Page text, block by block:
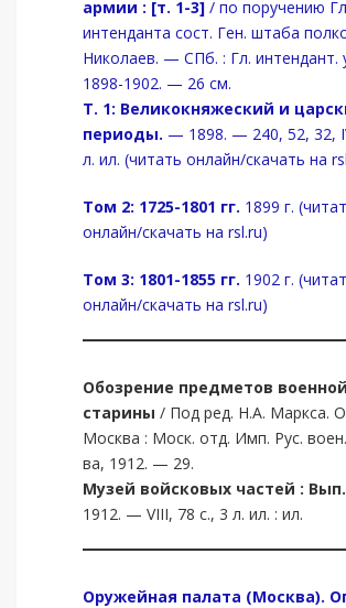
армии : [т. 1-3] / по поручению
интенданта сост. Ген. штаба
Николаев. — СПб. : Гл. интендант.
1898-1902. — 26 см.
Т. 1: Великокняжеский и
периоды. — 1898. — 240, 52, 32,
л. ил. (читать онлайн/скачать на
Том 2: 1725-1801 гг. 1899 г.
онлайн/скачать на rsl.ru)
Том 3: 1801-1855 гг. 1902 г.
онлайн/скачать на rsl.ru)
Обозрение предметов военной
старины / Под ред. Н.А. Маркса.
Москва : Моск. отд. Имп. Рус.
ва, 1912. — 29.
Музей войсковых частей :
1912. — VIII, 78 с., 3 л. ил. : ил.
Оружейная палата (Москва).